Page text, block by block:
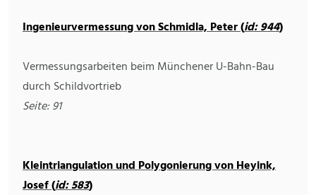
Ingenieurvermessung von Schmidla, Peter (id: 944)
Vermessungsarbeiten beim Münchener U-Bahn-Bau
durch Schildvortrieb
Seite: 91
Kleintriangulation und Polygonierung von Heyink,
Josef (id: 583)